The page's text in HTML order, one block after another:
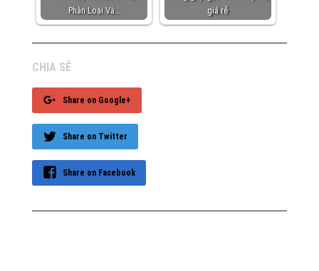
Phân Loại Và…
giá rẻ
CHIA SẺ
Share on Google+
Share on Twitter
Share on Facebook